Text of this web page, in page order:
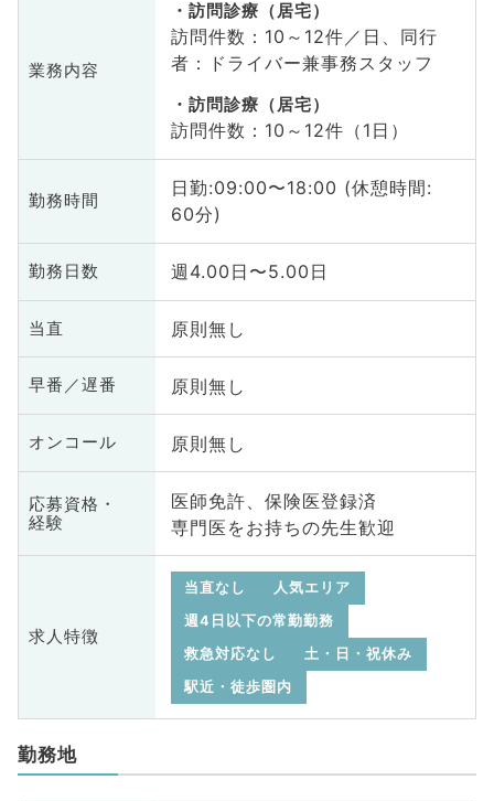
業務内容
訪問診療（居宅）
訪問件数：10～12件／日、同行
者：ドライバー兼事務スタッフ
訪問診療（居宅）
訪問件数：10～12件（1日）
勤務時間
日勤:09:00〜18:00 (休憩時間:
60分)
勤務日数 週4.00日〜5.00日
当直 原則無し
早番／遅番 原則無し
オンコール 原則無し
応募資格・
経験
医師免許、保険医登録済
専門医をお持ちの先生歓迎
求人特徴
当直なし
人気エリア
週4日以下の常勤勤務
救急対応なし
土・日・祝休み
駅近・徒歩圏内
勤務地